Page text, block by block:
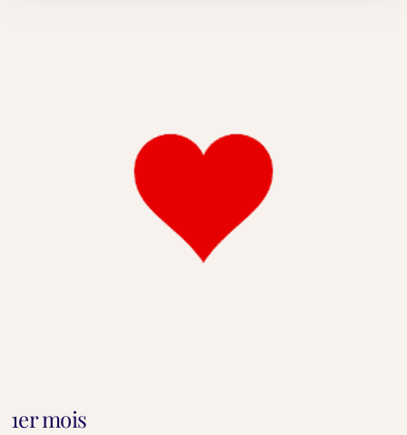
1er mois